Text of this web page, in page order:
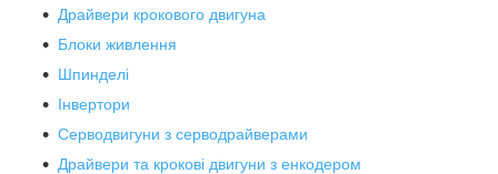
Драйвери крокового двигуна
Блоки живлення
Шпинделі
Інвертори
Серводвигуни з серводрайверами
Драйвери та крокові двигуни з енкодером